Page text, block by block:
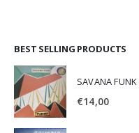
BEST SELLING PRODUCTS
SAVANA
€14,00